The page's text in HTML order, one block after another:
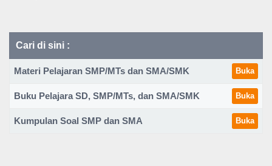
Cari di sini :
Materi Pelajaran SMP/MTs dan SMA/SMK Buka
Buku Pelajara SD, SMP/MTs, dan SMA/SMK Buka
Kumpulan Soal SMP dan SMA Buka